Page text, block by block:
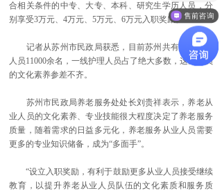
合相关条件的中专、大专、本科、研究生学历人员，分
别享受3万元、4万元、5万元、6万元入职奖励。
记者从苏州市民政局获悉，目前苏州共有养老从业
人员11000余名，一线护理人员占了绝大多数，这些人员
的文化素养参差不齐。
苏州市民政局养老服务处处长刘贵祥表示，养老从
业人员的文化素养、专业技能很大程度决定了养老服务
质量，随着需求的日益多元化，养老服务从业人员需要
更多的专业知识储备，成为“多面手”。
“设立入职奖励，有利于鼓励更多从业人员接受继续
教育，以提升养老从业人员队伍的文化素质和服务质
售前咨询